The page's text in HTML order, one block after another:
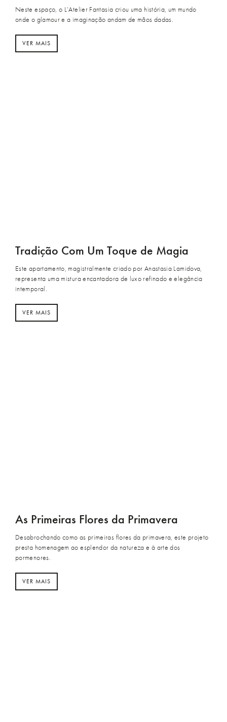
Neste espaço, o L’Atelier Fantasia criou uma história, um mundo
onde o glamour e a imaginação andam de mãos dadas.
VER MAIS
Tradição Com Um Toque de Magia
Este apartamento, magistralmente criado por Anastasia Lamidova,
representa uma mistura encantadora de luxo refinado e elegância
intemporal.
VER MAIS
As Primeiras Flores da Primavera
Desabrochando como as primeiras flores da primavera, este projeto
presta homenagem ao esplendor da natureza e à arte dos
pormenores.
VER MAIS